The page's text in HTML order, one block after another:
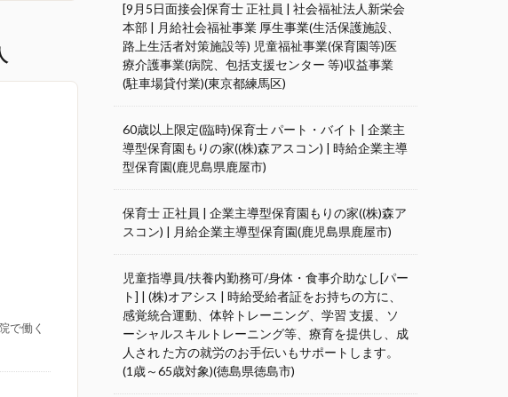
で働く
[9月5日面接会]保育士 正社員 | 社会福祉法人新栄会
本部 | 月給社会福祉事業 厚生事業(生活保護施設、
路上生活者対策施設等) 児童福祉事業(保育園等)医
療介護事業(病院、包括支援センター 等)収益事業
(駐車場貸付業)(東京都練馬区)
60歳以上限定(臨時)保育士 パート・バイト | 企業主
導型保育園もりの家((株)森アスコン) | 時給企業主導
型保育園(鹿児島県鹿屋市)
保育士 正社員 | 企業主導型保育園もりの家((株)森ア
スコン) | 月給企業主導型保育園(鹿児島県鹿屋市)
児童指導員/扶養内勤務可/身体・食事介助なし[パー
ト] | (株)オアシス | 時給受給者証をお持ちの方に、
感覚統合運動、体幹トレーニング、学習 支援、ソ
ーシャルスキルトレーニング等、療育を提供し、成
人され た方の就労のお手伝いもサポートします。
(1歳～65歳対象)(徳島県徳島市)